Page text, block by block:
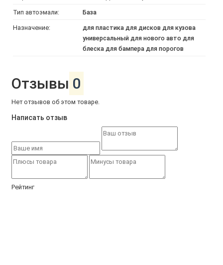
Тип автоэмали: База
Назначение:
для пластика для дисков для кузова
универсальный для нового авто для
блеска для бампера для порогов
Отзывы 0
Нет отзывов об этом товаре.
Написать отзыв
Рейтинг